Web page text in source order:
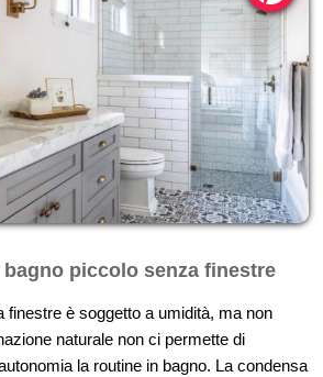
piccolo senza finestre
finestre è soggetto a umidità, ma non
naturale non ci permette di
la routine in bagno. La condensa